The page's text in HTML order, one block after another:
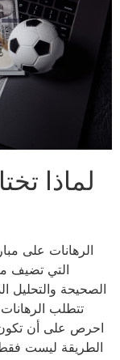
لماذا
الرهانات على
التي تضيف
الصحيحة والتحليل
تتطلب الرهانات
احرص على أن تكون
الطريقة ليست